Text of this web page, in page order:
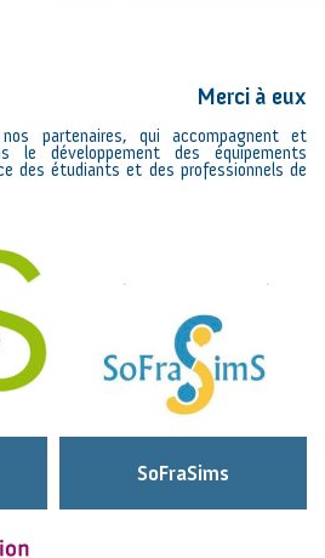
Merci à eux
partenaires, qui accompagnent et
le développement des équipements
des étudiants et des professionnels de
SoFraSims